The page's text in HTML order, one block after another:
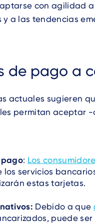
con agilidad
y a las tendencias
de pago a
actuales sugieren
permitan aceptar
pago: Los
los servicios
estas tarjetas.
Debido a que
puede